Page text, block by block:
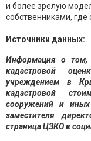
и более зрелую
собственниками, где
Источники данных:
Информация о том,
кадастровой
учреждением в
кадастровой
сооружений и
заместителя
страница ЦЗКО в